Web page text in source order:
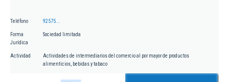
Teléfono 92575...
Forma
Jurídica
Sociedad limitada
Actividad
Actividades de intermediarios del comercio al por mayor de productos
alimenticios, bebidas y tabaco